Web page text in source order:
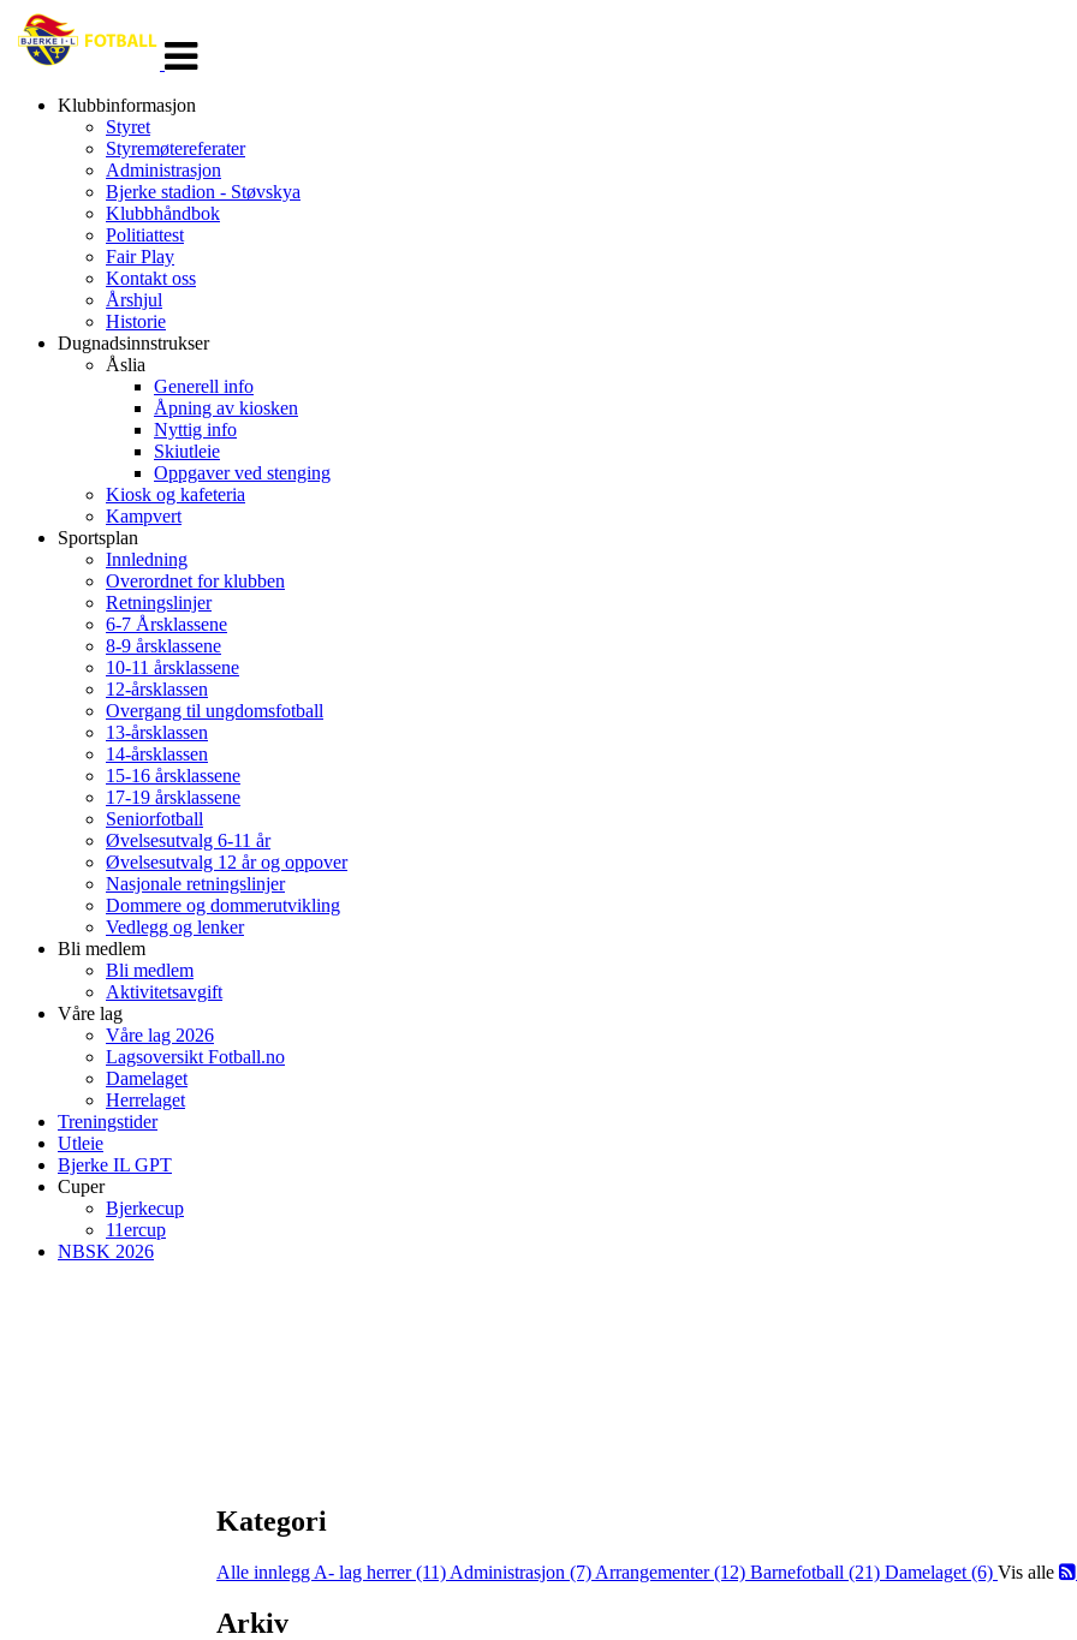
navigasjon
Klubbinformasjon
Styret
Styremøtereferater
Administrasjon
Bjerke stadion - Støvskya
Klubbhåndbok
Politiattest
Fair Play
Kontakt oss
Årshjul
Historie
Dugnadsinnstrukser
Åslia
Generell info
Åpning av kiosken
Nyttig info
Skiutleie
Oppgaver ved stenging
Kiosk og kafeteria
Kampvert
Sportsplan
Innledning
Overordnet for klubben
Retningslinjer
6-7 Årsklassene
8-9 årsklassene
10-11 årsklassene
12-årsklassen
Overgang til ungdomsfotball
13-årsklassen
14-årsklassen
15-16 årsklassene
17-19 årsklassene
Seniorfotball
Øvelsesutvalg 6-11 år
Øvelsesutvalg 12 år og oppover
Nasjonale retningslinjer
Dommere og dommerutvikling
Vedlegg og lenker
Bli medlem
Bli medlem
Aktivitetsavgift
Våre lag
Våre lag 2026
Lagsoversikt Fotball.no
Damelaget
Herrelaget
Treningstider
Utleie
Bjerke IL GPT
Cuper
Bjerkecup
11ercup
NBSK 2026
Kategori
Alle innlegg A- lag herrer (11) Administrasjon (7) Arrangementer (12) Barnefotball (21) Damelaget (6) Vis alle
Arkiv